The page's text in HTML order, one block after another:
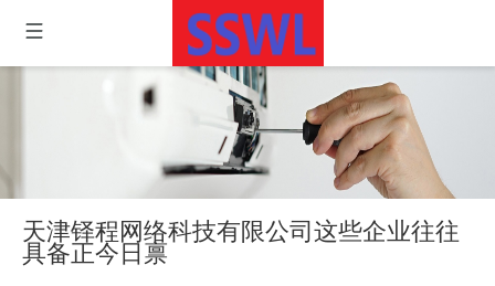
天津铎程网络科技有限公司这些企业往往
具备正今日禀